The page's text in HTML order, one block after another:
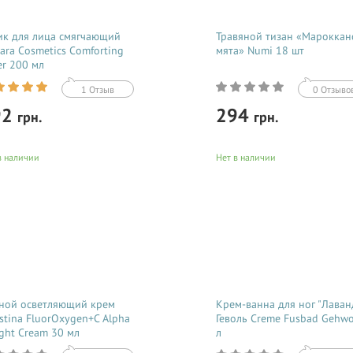
для лица смягчающий
Cosmetics Comforting
200 мл
1 Отзыв
грн.
Купить
Травяной тизан
мята» Numi 18 шт
0
294 грн.
Купить
наличии
осветляющий крем
FluorOxygen+C Alpha
Cream 30 мл
Нет в наличии
Крем-ванна для ног
Геволь Creme Fusbad
л